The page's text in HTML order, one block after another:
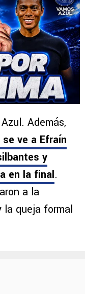
Además,
ve a Efraín
y
en la final.
a la
la queja formal